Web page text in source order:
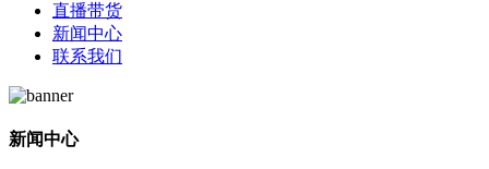
直播带货
新闻中心
联系我们
新闻中心